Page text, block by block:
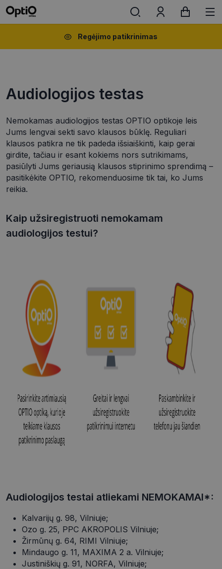
Regėjimo patikrinimas
Audiologijos testas
Nemokamas audiologijos testas OPTIO optikoje leis
Jums lengvai sekti savo klausos būklę. Reguliari
klausos patikra ne tik padeda išsiaiškinti, kaip gerai
girdite, tačiau ir esant kokiems nors sutrikimams,
pasiūlyti Jums geriausią klausos stiprinimo sprendimą –
pasitikėkite OPTIO, rekomenduosime tik tai, ko Jums
reikia.
Kaip užsiregistruoti nemokamam
audiologijos testui?
Audiologijos testai atliekami NEMOKAMAI*:
Kalvarijų g. 98, Vilniuje;
Ozo g. 25, PPC AKROPOLIS Vilniuje;
Žirmūnų g. 64, RIMI Vilniuje;
Mindaugo g. 11, MAXIMA 2 a. Vilniuje;
Justiniškių g. 91, NORFA, Vilniuje;